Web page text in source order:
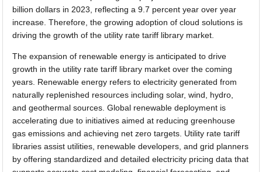
billion dollars in 2023, reflecting a 9.7 percent year over year
increase. Therefore, the growing adoption of cloud solutions is
driving the growth of the utility rate tariff library market.
The expansion of renewable energy is anticipated to drive
growth in the utility rate tariff library market over the coming
years. Renewable energy refers to electricity generated from
naturally replenished resources including solar, wind, hydro,
and geothermal sources. Global renewable deployment is
accelerating due to initiatives aimed at reducing greenhouse
gas emissions and achieving net zero targets. Utility rate tariff
libraries assist utilities, renewable developers, and grid planners
by offering standardized and detailed electricity pricing data that